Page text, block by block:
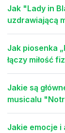
Jak "Lady in
uzdrawiającą
Jak piosenka
łączy miłość
Jakie są
musicalu
Jakie emocje i